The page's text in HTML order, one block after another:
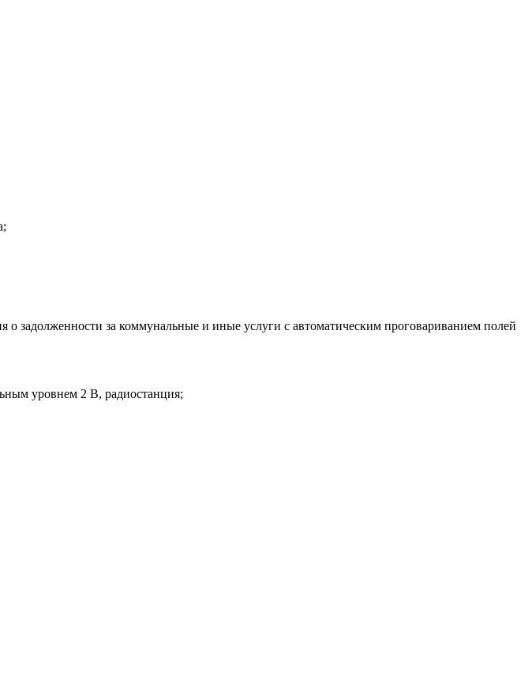
задолженности за коммунальные и иные услуги с автоматическим проговариванием полей
уровнем 2 В, радиостанция;